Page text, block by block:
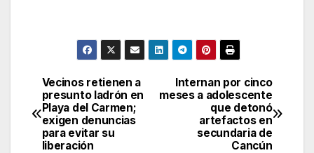
Post
navigation
Internan por cinco
meses a adolescente
que detonó
artefactos en
secundaria de
Cancún
Vecinos retienen a
presunto ladrón en
Playa del Carmen;
exigen denuncias
para evitar su
liberación